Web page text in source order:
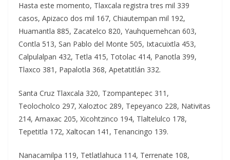
Hasta este momento, Tlaxcala registra tres mil 339
casos, Apizaco dos mil 167, Chiautempan mil 192,
Huamantla 885, Zacatelco 820, Yauhquemehcan 603,
Contla 513, San Pablo del Monte 505, Ixtacuixtla 453,
Calpulalpan 432, Tetla 415, Totolac 414, Panotla 399,
Tlaxco 381, Papalotla 368, Apetatitlán 332.
Santa Cruz Tlaxcala 320, Tzompantepec 311,
Teolocholco 297, Xaloztoc 289, Tepeyanco 228, Nativitas
214, Amaxac 205, Xicohtzinco 194, Tlaltelulco 178,
Tepetitla 172, Xaltocan 141, Tenancingo 139.
Nanacamilpa 119, Tetlatlahuca 114, Terrenate 108,